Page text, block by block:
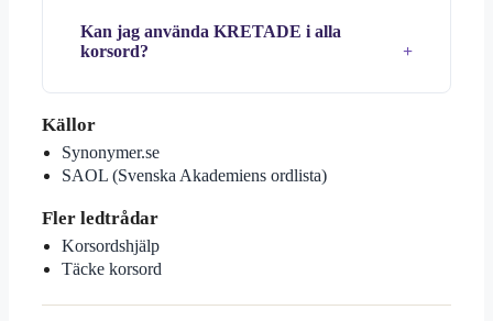
Kan jag använda KRETADE i alla
korsord?
Källor
Synonymer.se
SAOL (Svenska Akademiens ordlista)
Fler ledtrådar
Korsordshjälp
Täcke korsord